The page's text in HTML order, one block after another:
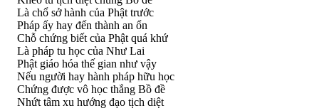
Là chổ sở hành của Phật trước
Pháp ấy hay đến thành an ổn
Chỗ chứng biết của Phật quá khứ
Là pháp tu học của Như Lai
Phật giáo hóa thế gian như vậy
Nếu người hay hành pháp hữu học
Chứng được vô học thắng Bồ đề
Nhứt tâm xu hướng đạo tịch diệt